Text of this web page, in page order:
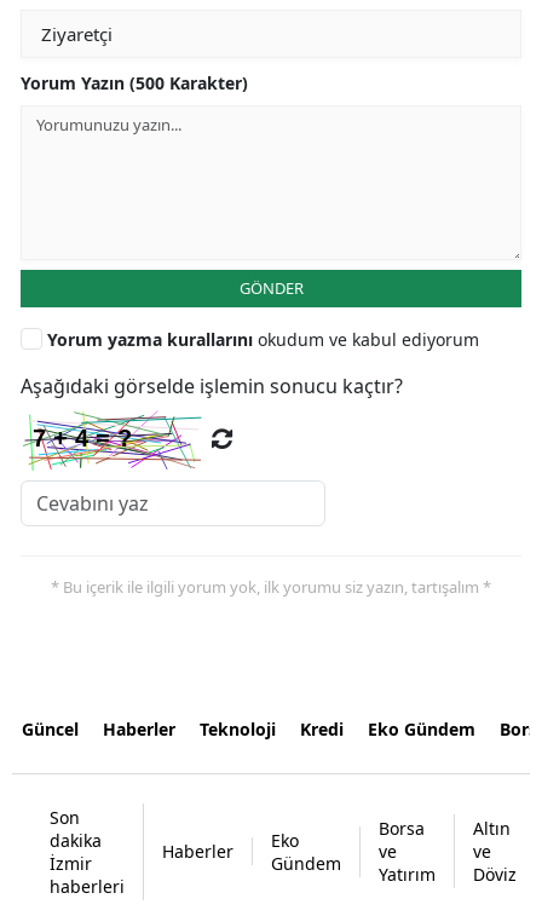
Yorum Yazın (500 Karakter)
GÖNDER
Yorum yazma kurallarını okudum ve kabul ediyorum
Aşağıdaki görselde işlemin sonucu kaçtır?
* Bu içerik ile ilgili yorum yok, ilk yorumu siz yazın, tartışalım *
Güncel Haberler Teknoloji Kredi Eko Gündem
Son
dakika
İzmir
haberleri
Haberler
Eko
Gündem
Borsa
ve
Yatırım
Altın
ve
Döviz